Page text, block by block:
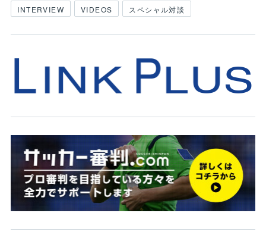
INTERVIEW
VIDEOS スペシャル対談